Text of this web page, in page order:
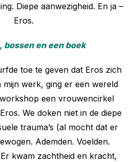
Diepe aanwezigheid. En ja –
Eros.
bossen en een boek
toe te geven dat Eros zich
mijn werk, ging er een wereld
een vrouwencirkel
We doken niet in de diepe
trauma’s (al mocht dat er
Ademden. Voelden.
kwam zachtheid en kracht,